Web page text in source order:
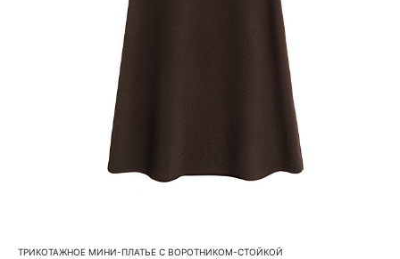
ТРИКОТАЖНОЕ МИНИ-ПЛАТЬЕ С ВОРОТНИКОМ-СТОЙКОЙ